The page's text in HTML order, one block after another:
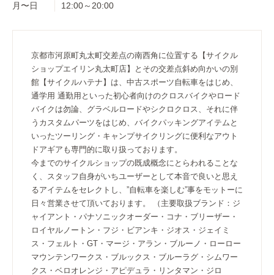
月〜日
12:00～20:00
京都市河原町丸太町交差点の南西角に位置する【サイクル
ショップエイリン丸太町店】とその交差点斜め向かいの別
館【サイクルハテナ】は、中古スポーツ自転車をはじめ、
通学用 通勤用といった初心者向けのクロスバイクやロード
バイクは勿論、グラベルロードやシクロクロス、それに伴
うカスタムパーツをはじめ、バイクパッキングアイテムと
いったツーリング・キャンプサイクリングに便利なアウト
ドアギアも専門的に取り扱っております。
今までのサイクルショップの既成概念にとらわれることな
く、スタッフ自身がいちユーザーとして本音で良いと思え
るアイテムをセレクトし、”自転車を楽しむ”事をモットーに
日々営業させて頂いております。 （主要取扱ブランド：ジ
ャイアント・パナソニックオーダー・コナ・ブリーザー・
ロイヤルノートン・フジ・ビアンキ・ジオス・ジェイミ
ス・フェルト・GT・マージ・アラン・ブルーノ・ローロー
マウンテンワークス・ブルックス・ブルーラグ・シムワー
クス・ベロオレンジ・アピデュラ・リンタマン・ジロ